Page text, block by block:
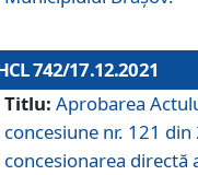
742/17.12.2021
Titlu: Aprobarea
concesiune nr. 121
concesionarea